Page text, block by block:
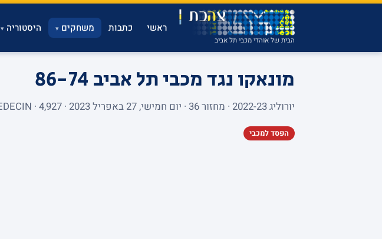
הבית של אוהדי מכבי תל אביב
ראשי כתבות משחקים▾ היסטוריה▾
מונאקו נגד מכבי תל אביב86-74
יורוליג 2022-23 · מחזור 36 · יום חמישי, 27 באפריל 2023 · SALLE GASTON MEDECIN · 4,927 צופים
הפסד למכבי